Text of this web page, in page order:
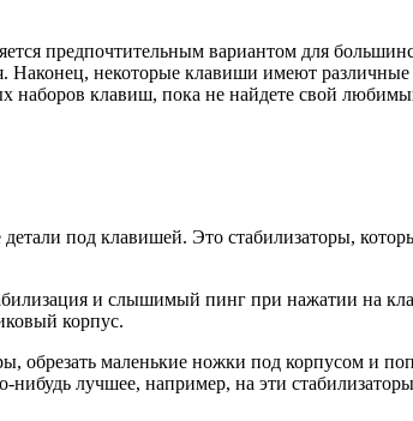
предпочтительным вариантом для
Наконец, некоторые клавиши имеют
наборов клавиш, пока не найдете свой
под клавишей. Это стабилизаторы,
и слышимый пинг при нажатии на
корпус.
обрезать маленькие ножки под корпусом и
нибудь лучшее, например, на эти